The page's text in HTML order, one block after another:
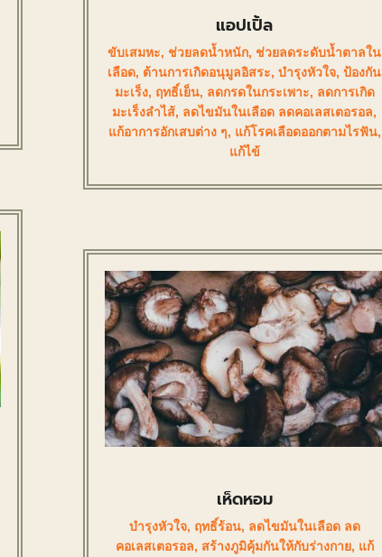
แอปเปิ้ล
ขับเสมหะ, ช่วยลดน้ำหนัก, ช่วยลดระดับน้ำตาลใน
เลือด, ต้านการเกิดอนุมูลอิสระ,บำรุงหัวใจ,ป้องกัน
มะเร็ง, ฤทธิ์เย็น, ลดกรดในกระเพาะ, ลดการเกิด
มะเร็งลำไส้, ลดไขมันในเลือด ลดคอเลสเตอรอล,
แก้อาการอักเสบต่าง ๆ, แก้โรคเลือดออกตามไรฟัน,
แก้ไข้
เห็ดหอม
บำรุงหัวใจ, ฤทธิ์ร้อน, ลดไขมันในเลือด ลด
คอเลสเตอรอล, สร้างภูมิคุ้มกันให้กับร่างกาย, แก้